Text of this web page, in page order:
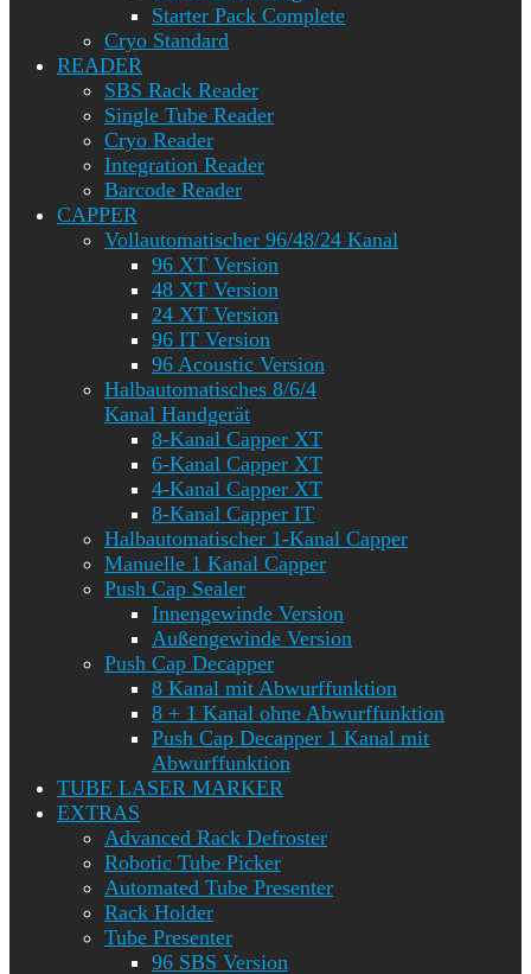
Starter Pack Complete
Cryo Standard
READER
SBS Rack Reader
Single Tube Reader
Cryo Reader
Integration Reader
Barcode Reader
CAPPER
Vollautomatischer 96/48/24 Kanal
96 XT Version
48 XT Version
24 XT Version
96 IT Version
96 Acoustic Version
Halbautomatisches 8/6/4
Kanal Handgerät
8-Kanal Capper XT
6-Kanal Capper XT
4-Kanal Capper XT
8-Kanal Capper IT
Halbautomatischer 1-Kanal Capper
Manuelle 1 Kanal Capper
Push Cap Sealer
Innengewinde Version
Außengewinde Version
Push Cap Decapper
8 Kanal mit Abwurffunktion
8 + 1 Kanal ohne Abwurffunktion
Push Cap Decapper 1 Kanal mit
Abwurffunktion
TUBE LASER MARKER
EXTRAS
Advanced Rack Defroster
Robotic Tube Picker
Automated Tube Presenter
Rack Holder
Tube Presenter
96 SBS Version